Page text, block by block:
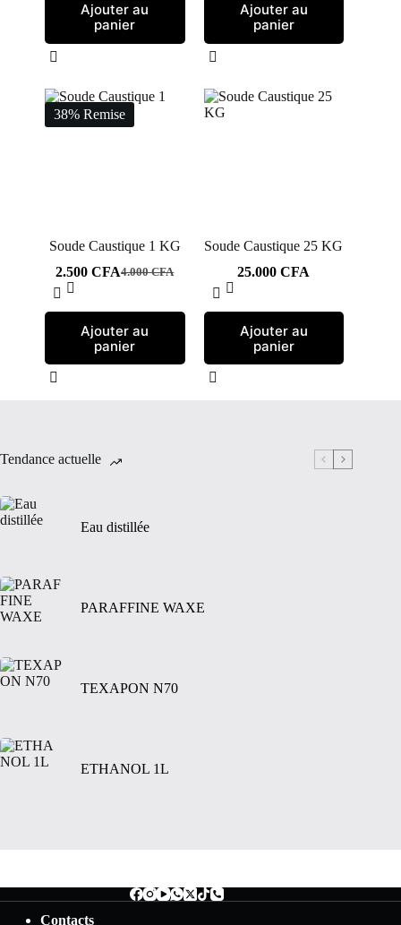
Ajouter au
panier
Ajouter au
panier
38% Remise
Soude Caustique 1 KG
4.000CFA
Le
initial
était :
4.000 CFA.
2.500CFALe
actuel
est :
2.500 CFA.
Ajouter au
panier
Soude Caustique 25 KG
25.000CFA
Ajouter au
panier
Tendance actuelle
Eau distillée
PARAFFINE WAXE
TEXAPON N70
ETHANOL 1L
Contacts